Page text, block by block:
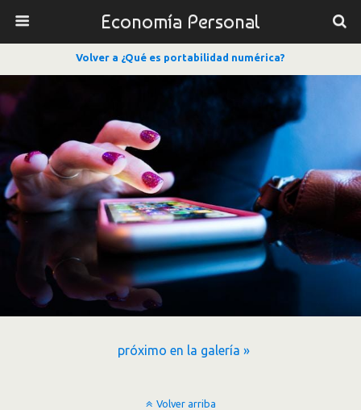
Economía Personal
Volver a ¿Qué es portabilidad numérica?
próximo en la galería »
Volver arriba